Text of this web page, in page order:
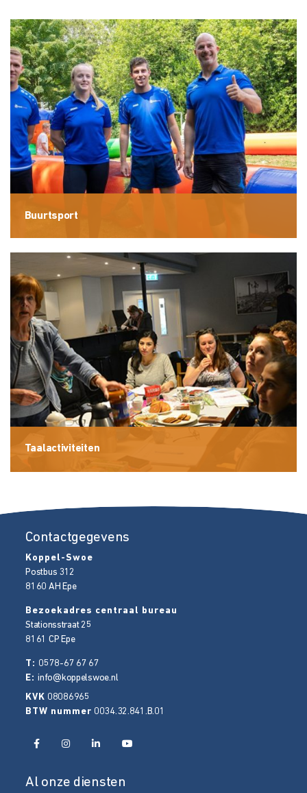
Buurtsport
Taalactiviteiten
Contactgegevens
Koppel-Swoe
Postbus 312
8160 AH Epe
Bezoekadres centraal bureau
Stationsstraat 25
8161 CP Epe
T: 0578-67 67 67
E:info@koppelswoe.nl
KVK 08086965
BTW nummer 0034.32.841.B.01
Al onze diensten